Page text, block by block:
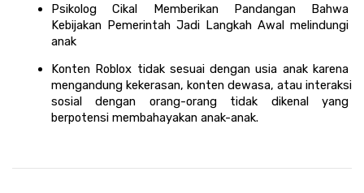
Psikolog Cikal Memberikan Pandangan Bahwa
Kebijakan Pemerintah Jadi Langkah Awal melindungi
anak
Konten Roblox tidak sesuai dengan usia anak karena
mengandung kekerasan, konten dewasa, atau interaksi
sosial dengan orang-orang tidak dikenal yang
berpotensi membahayakan anak-anak.